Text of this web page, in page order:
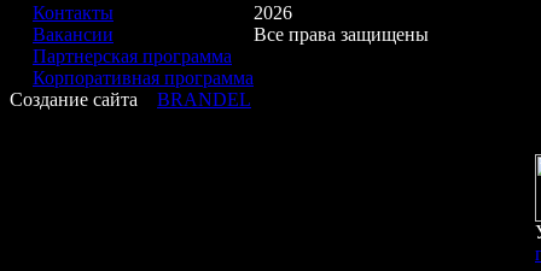
Контакты
Вакансии
Партнерская программа
Корпоративная программа
2026
Все права защищены
Создание сайта BRANDEL